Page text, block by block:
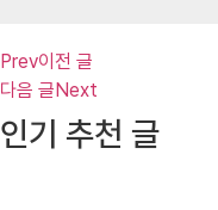
Prev이전 글
다음 글 Next
인기 추천 글